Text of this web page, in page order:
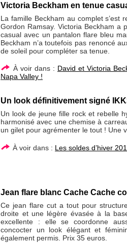
Victoria Beckham en tenue
La famille Beckham au complet s’est
Gordon Ramsay. Victoria Beckham a
casual avec un pantalon flare bleu
Beckham n’a toutefois pas renoncé
de soleil pour compléter sa tenue.
À voir dans : David et Victoria
Napa Valley !
Un look définitivement signé
Un look de jeune fille rock et rebelle
harmonisé avec une chemise à
un gilet pour agrémenter le tout ! Une
À voir dans : Les soldes d’hiver
Jean flare blanc Cache Cache
Ce jean flare cut a tout pour
droite et une légère évasée à la
excellente : elle se coordonne
concocter un look élégant et
également permis. Prix 35 euros.